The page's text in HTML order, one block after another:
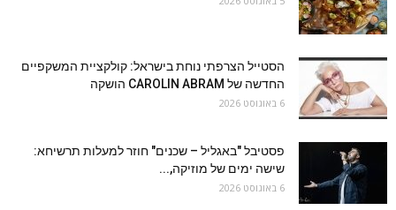
הסטייל הצרפתי נוחת בישראל: קולקציית המשקפיים
החדשה של CAROLIN ABRAM הושקה
6 באוגוסט 2026
פסטיבל "באגליל – שכנים" חוזר למעלות תרשיחא:
שישה ימים של מוזיקה,...
6 באוגוסט 2026